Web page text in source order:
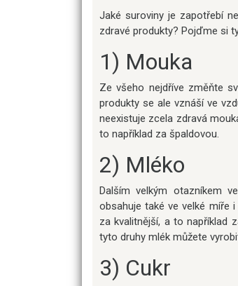
Jaké suroviny je zapotřebí
zdravé produkty? Pojďme si
1) Mouka
Ze všeho nejdříve změňte
produkty se ale vznáší ve
neexistuje zcela zdravá
to například za špaldovou.
2) Mléko
Dalším velkým otazníkem
obsahuje také ve velké míře
za kvalitnější, a to například
tyto druhy mlék můžete
3) Cukr